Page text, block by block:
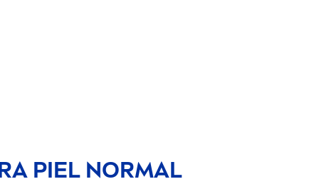
PIEL NORMAL